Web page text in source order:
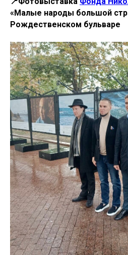
«Малые народы большой
Рождественском бульваре